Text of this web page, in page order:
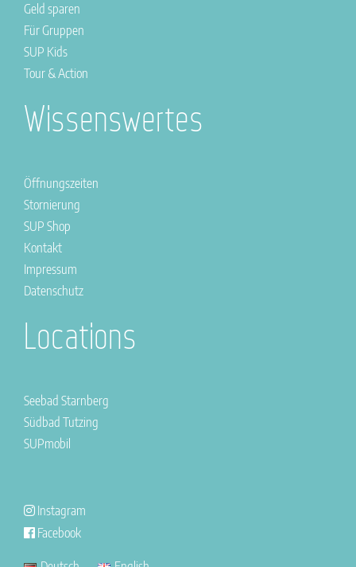
Geld sparen
Für Gruppen
SUP Kids
Tour & Action
Wissenswertes
Öffnungszeiten
Stornierung
SUP Shop
Kontakt
Impressum
Datenschutz
Locations
Seebad Starnberg
Südbad Tutzing
SUPmobil
Instagram
Facebook